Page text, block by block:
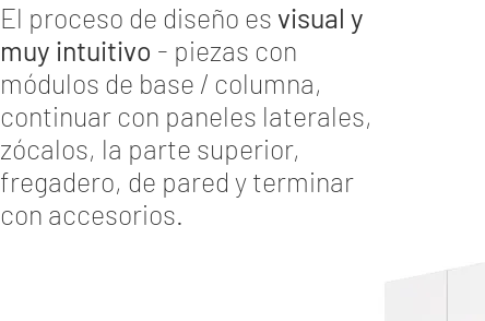
El proceso de diseño es visual y
muy intuitivo - piezas con
módulos de base / columna,
continuar con paneles laterales,
zócalos, la parte superior,
fregadero, de pared y terminar
con accesorios.